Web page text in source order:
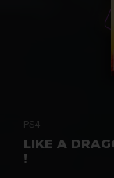
PS4
LIKE A
!